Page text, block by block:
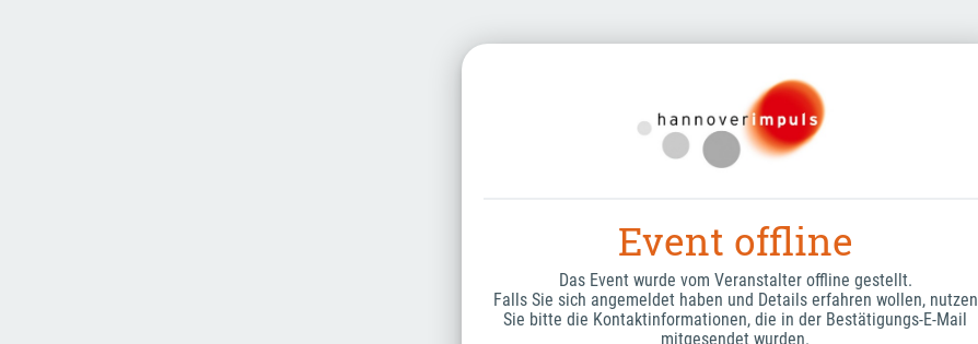
Event offline
Das Event wurde vom Veranstalter offline gestellt.
Falls Sie sich angemeldet haben und Details erfahren wollen, nutzen
Sie bitte die Kontaktinformationen, die in der Bestätigungs-E-Mail
mitgesendet wurden.